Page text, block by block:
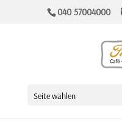
040 57004000
Seite wählen